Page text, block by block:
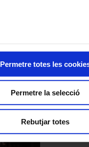
Permetre totes les
Permetre la selecció
Rebutjar totes